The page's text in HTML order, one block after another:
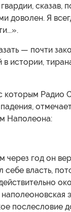
сказав,
доволен. Я
— почти
истории,
которым Радио
Наполеона:
через год он
себе власть,
послесловие